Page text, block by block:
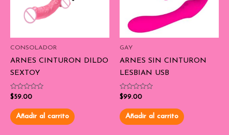
CONSOLADOR
ARNES CINTURON DILDO
SEXTOY
Valorado
con
de
5
$59.00
Añadir al carrito
GAY
ARNES SIN CINTURON
LESBIAN USB
Valorado
con
de
5
$99.00
Añadir al carrito